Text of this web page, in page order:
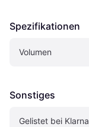
Spezifikationen
Volumen
Sonstiges
Gelistet bei Klarna